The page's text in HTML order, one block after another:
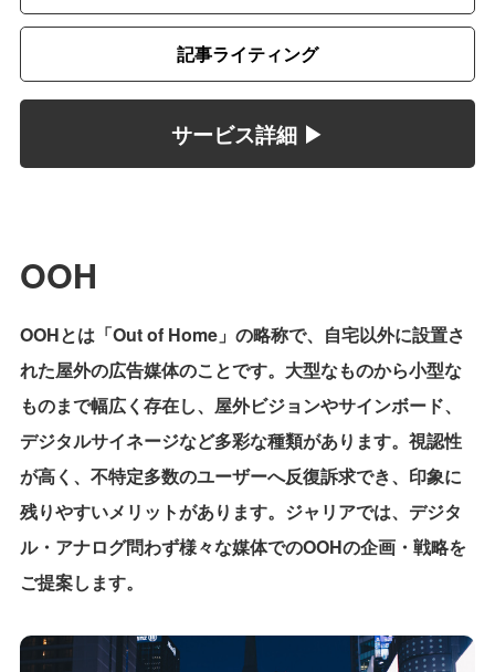
記事ライティング
サービス詳細 ▶︎
OOH
OOHとは「Out of Home」の略称で、自宅以外に設置さ
れた屋外の広告媒体のことです。大型なものから小型な
ものまで幅広く存在し、屋外ビジョンやサインボード、
デジタルサイネージなど多彩な種類があります。視認性
が高く、不特定多数のユーザーへ反復訴求でき、印象に
残りやすいメリットがあります。ジャリアでは、デジタ
ル・アナログ問わず様々な媒体でのOOHの企画・戦略を
ご提案します。